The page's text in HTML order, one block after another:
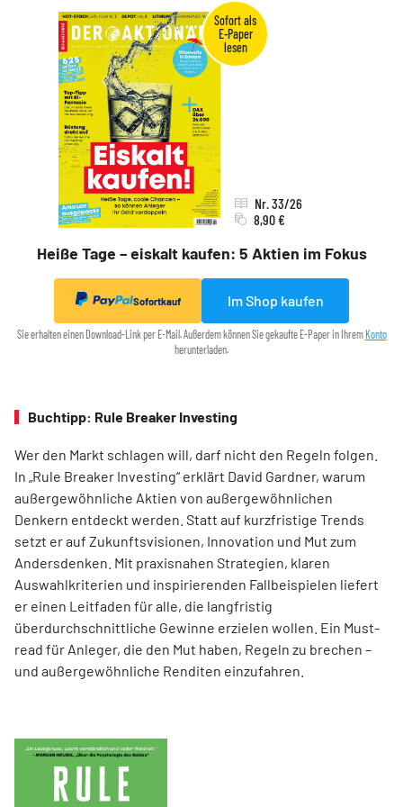
Heiße Tage – eiskalt kaufen: 5 Aktien im Fokus
Nr. 33/26
8,90 €
Sofortkauf Im Shop kaufen
Sie erhalten einen Download-Link per E-Mail. Außerdem können Sie gekaufte E-Paper in Ihrem Konto
herunterladen.
Buchtipp: Rule Breaker Investing
Wer den Markt schlagen will, darf nicht den Regeln folgen.
In „Rule Breaker Investing“ erklärt David Gardner, warum
außergewöhnliche Aktien von außer­gewöhnlichen
Denkern entdeckt werden. Statt auf kurzfristige Trends
setzt er auf Zukunftsvisionen, Innovation und Mut zum
Andersdenken. Mit praxisnahen Strategien, klaren
Auswahlkriterien und inspirierenden Fallbeispielen liefert
er einen Leit­faden für alle, die langfristig
überdurchschnittliche Gewinne erzielen wollen. Ein Must-
read für Anleger, die den Mut haben, Regeln zu brechen –
und außergewöhnliche Renditen einzufahren.